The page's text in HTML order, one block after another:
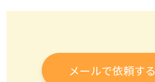
メールで依頼する